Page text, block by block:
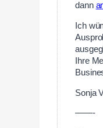
dann
Ich
Ihre
Sonja
——-